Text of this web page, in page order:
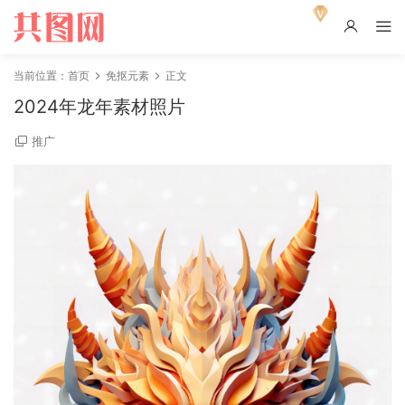
当前位置： 首页 免抠元素 正文
2024年龙年素材照片
推广